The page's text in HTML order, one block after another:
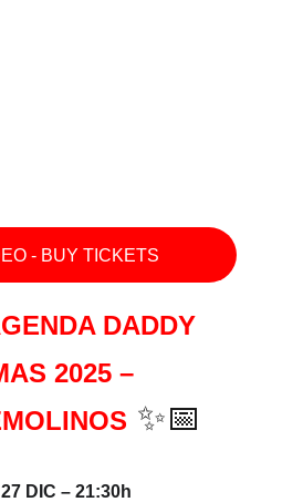
- BUY TICKETS
DADDY
2025 –
✨📅
27 DIC – 21:30h